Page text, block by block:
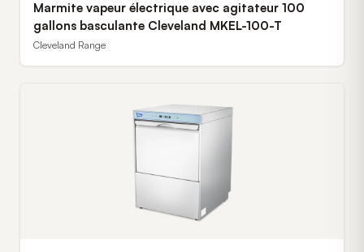
Marmite vapeur électrique avec agitateur 100
gallons basculante Cleveland MKEL-100-T
Cleveland Range